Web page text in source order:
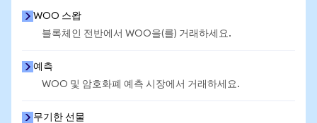
WOO 스왑
블록체인 전반에서 WOO을(를) 거래하세요.
예측
WOO 및 암호화폐 예측 시장에서 거래하세요.
무기한 선물